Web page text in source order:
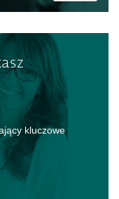
kluczowe